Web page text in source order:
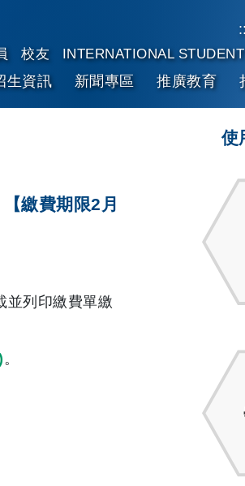
校友 INTERNATIONAL STUDENT
生資訊 新聞專區 推廣教育
繳費期限2月
並列印繳費單繳
。
使